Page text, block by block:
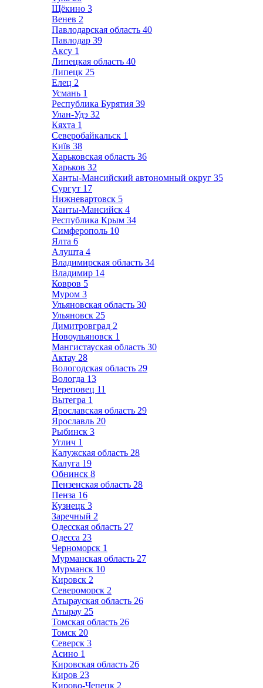
Щёкино 3
Венев 2
Павлодарская область 40
Павлодар 39
Аксу 1
Липецкая область 40
Липецк 25
Елец 2
Усмань 1
Республика Бурятия 39
Улан-Удэ 32
Кяхта 1
Северобайкальск 1
Київ 38
Харьковская область 36
Харьков 32
Ханты-Мансийский автономный округ 35
Сургут 17
Нижневартовск 5
Ханты-Мансийск 4
Республика Крым 34
Симферополь 10
Ялта 6
Алушта 4
Владимирская область 34
Владимир 14
Ковров 5
Муром 3
Ульяновская область 30
Ульяновск 25
Димитровград 2
Новоульяновск 1
Мангистауская область 30
Актау 28
Вологодская область 29
Вологда 13
Череповец 11
Вытегра 1
Ярославская область 29
Ярославль 20
Рыбинск 3
Углич 1
Калужская область 28
Калуга 19
Обнинск 8
Пензенская область 28
Пенза 16
Кузнецк 3
Заречный 2
Одесская область 27
Одесса 23
Черноморск 1
Мурманская область 27
Мурманск 10
Кировск 2
Североморск 2
Атырауская область 26
Атырау 25
Томская область 26
Томск 20
Северск 3
Асино 1
Кировская область 26
Киров 23
Кирово-Чепецк 2